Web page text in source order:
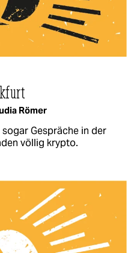
Römer
Gespräche in der
völlig krypto.